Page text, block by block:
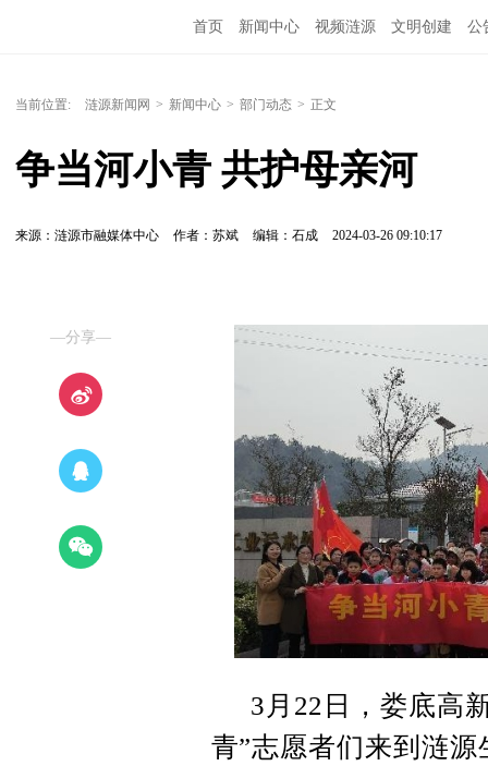
首页 新闻中心 视频涟源 文明创建 公
当前位置: 涟源新闻网 > 新闻中心 > 部门动态 > 正文
争当河小青 共护母亲河
来源：涟源市融媒体中心 作者：苏斌 编辑：石成 2024-03-26 09:10:17
—分享—
3月22日，娄底高
青”志愿者们来到涟